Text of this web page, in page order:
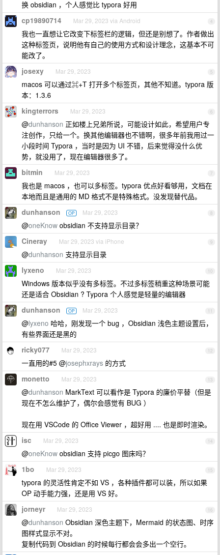
换 obsidian ，个人感觉比 typora 好用
4
cp19890714 Mar 29, 2023 via Android
我也一直想让它改变下标签栏的逻辑，但还是别想了。作者做出
这种标签页，说明他有自己的使用方式和设计理念，这基本不可
能改了。
5
josexy Mar 29, 2023
macos 可以通过⌘+T 打开多个标签页，其他不知道。typora 版
本：1.3.6
6
kingterrors Mar 29, 2023
@dunhanson 正如楼上兄弟所说，可能设计如此，希望用户专
注创作，只给一个。换其他编辑器也不错啊，很多年前我用过一
小段时间 Typora ，当时是因为 UI 不错，后来觉得没什么优
势，就没用了，现在编辑器很多了。
7
bitmin Mar 29, 2023
我也是 macos ，也可以多标签。typora 优点好看够用，文档在
本地而且是通用的 MD 格式不是特殊格式。没发现替代品。
8
dunhanson OP Mar 29, 2023
@oneKnow obsidian 不支持显示目录？
9
Cineray Mar 29, 2023 via iPhone
@dunhanson 支持显示目录
10
lyxeno Mar 29, 2023
Windows 版本似乎没有多标签。不过多标签稍重这种场景可能
还是适合 Obsidian ? Typora 个人感觉是轻量的编辑器
11
dunhanson OP Mar 29, 2023
@lyxeno 哈哈，刚发现一个 bug ，Obsidian 浅色主题设置后，
有些界面还是黑的
12
ricky077 Mar 29, 2023
一直用的#5 @josephxrays 的方式
13
monetto Mar 29, 2023
@dunhanson MarkText 可以看作是 Typora 的廉价平替（但是
现在不怎么维护了，偶尔会感觉有 BUG ）
现在用 VSCode 的 Office Viewer ，超好用 .... 也是即时渲染。
14
isc Mar 29, 2023
@oneKnow obsidian 支持 picgo 图床吗？
15
1bo Mar 29, 2023
typora 的灵活性肯定不如 VS ，各种插件都可以装，所以如果
OP 动手能力强，还是用 VS 好。
16
jorneyr Mar 29, 2023
@dunhanson Obsidian 深色主题下，Mermaid 的状态图、时序
图样式显示不对。
复制代码到 Obsidian 的时候每行都会会多出一个空行。